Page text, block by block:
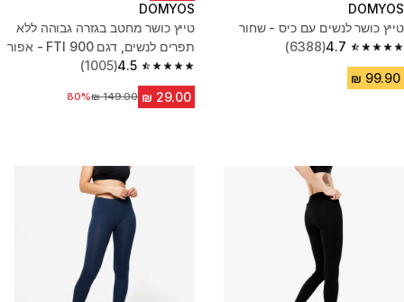
DOMYOS
טייץ כושר לנשים עם כיס - שחור
4.7
4.7 out of 5 stars from 6388 reviews
(6388)
DOMYOS
טייץ כושר מחטב בגזרה גבוהה ללא
תפרים לנשים, דגם FTI 900 - אפור
4.5
4.5 out of 5 stars from 1005 reviews
(1005)
מחיר לפני הנחה‏149.00 ₪
80%